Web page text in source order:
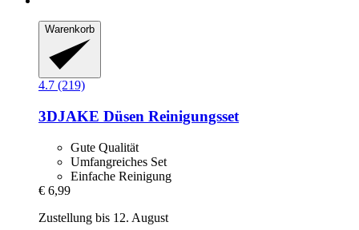
Warenkorb
4.7 (219)
3DJAKE Düsen Reinigungsset
Gute Qualität
Umfangreiches Set
Einfache Reinigung
€ 6,99
Zustellung bis 12. August